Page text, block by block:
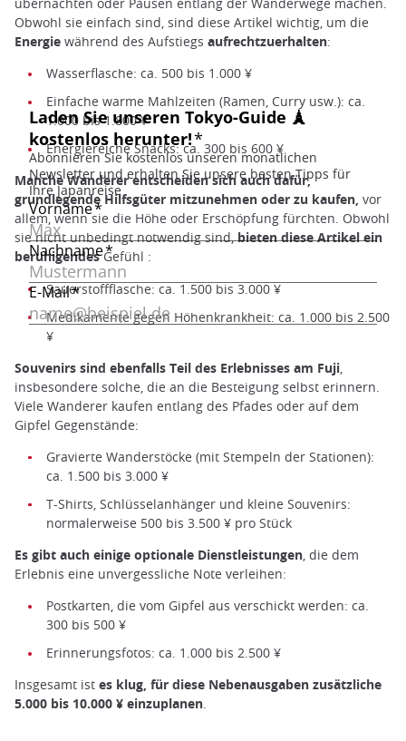
Obwohl sie einfach sind, sind diese Artikel wichtig, um die
Energie während des Aufstiegs aufrechtzuerhalten:
Wasserflasche: ca. 500 bis 1.000 ¥
Einfache warme Mahlzeiten (Ramen, Curry usw.): ca.
1.000 bis 1.800 ¥
Energiereiche Snacks: ca. 300 bis 600 ¥
Manche Wanderer entscheiden sich auch dafür,
grundlegende Hilfsgüter mitzunehmen oder zu kaufen, vor
allem, wenn sie die Höhe oder Erschöpfung fürchten. Obwohl
sie nicht unbedingt notwendig sind,bieten diese Artikel ein
beruhigendesGefühl :
Sauerstoffflasche: ca. 1.500 bis 3.000 ¥
Medikamente gegen Höhenkrankheit: ca. 1.000 bis 2.500
¥
Souvenirs sind ebenfalls Teil des Erlebnisses am Fuji
insbesondere solche, die an die Besteigung selbst erinnern.
Viele Wanderer kaufen entlang des Pfades oder auf dem
Gipfel Gegenstände:
Gravierte Wanderstöcke (mit Stempeln der Stationen):
ca. 1.500 bis 3.000 ¥
T-Shirts, Schlüsselanhänger und kleine Souvenirs:
normalerweise 500 bis 3.500 ¥ pro Stück
Es gibt auch einige optionale Dienstleistungen, die dem
Erlebnis eine unvergessliche Note verleihen:
Postkarten, die vom Gipfel aus verschickt werden: ca.
300 bis 500 ¥
Erinnerungsfotos: ca. 1.000 bis 2.500 ¥
Insgesamt ist es klug, für diese Nebenausgaben zusätzliche
5.000 bis 10.000 ¥ einzuplanen.